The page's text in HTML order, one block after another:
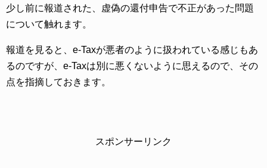
少し前に報道された、虚偽の還付申告で不正があった問題
について触れます。
報道を見ると、e-Taxが悪者のように扱われている感じもあ
るのですが、e-Taxは別に悪くないように思えるので、その
点を指摘しておきます。
スポンサーリンク